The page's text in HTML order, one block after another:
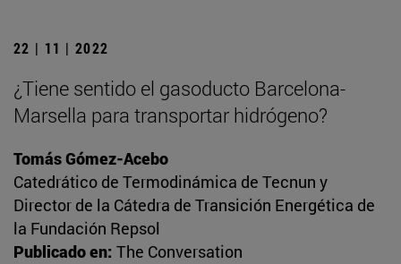
22 | 11 | 2022
¿Tiene sentido el gasoducto Barcelona-
Marsella para transportar hidrógeno?
Tomás Gómez-Acebo
Catedrático de Termodinámica de Tecnun y
Director de la Cátedra de Transición Energética de
la Fundación Repsol
Publicado en: The Conversation